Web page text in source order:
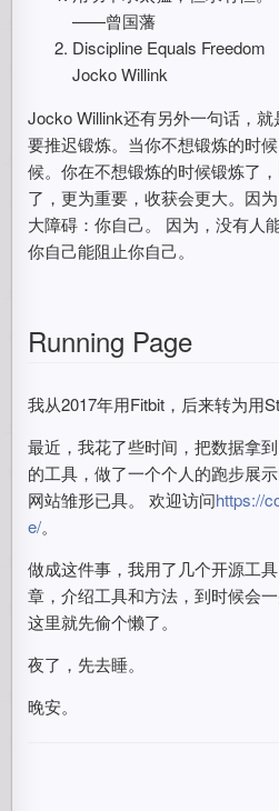
——曾国藩
Discipline Equals
Jocko Willink
Jocko Willink还有另外一句话，
要推迟锻炼。当你不想锻炼的时
候。你在不想锻炼的时候锻炼了
了，更为重要，收获会更大。因
大障碍：你自己。 因为，没有人
你自己能阻止你自己。
Running Page
我从2017年用Fitbit，后来转为用
最近，我花了些时间，把数据拿
的工具，做了一个个人的跑步展
网站雏形已具。 欢迎访问https://
e/。
做成这件事，我用了几个开源工
章，介绍工具和方法，到时候会
这里就先偷个懒了。
夜了，先去睡。
晚安。